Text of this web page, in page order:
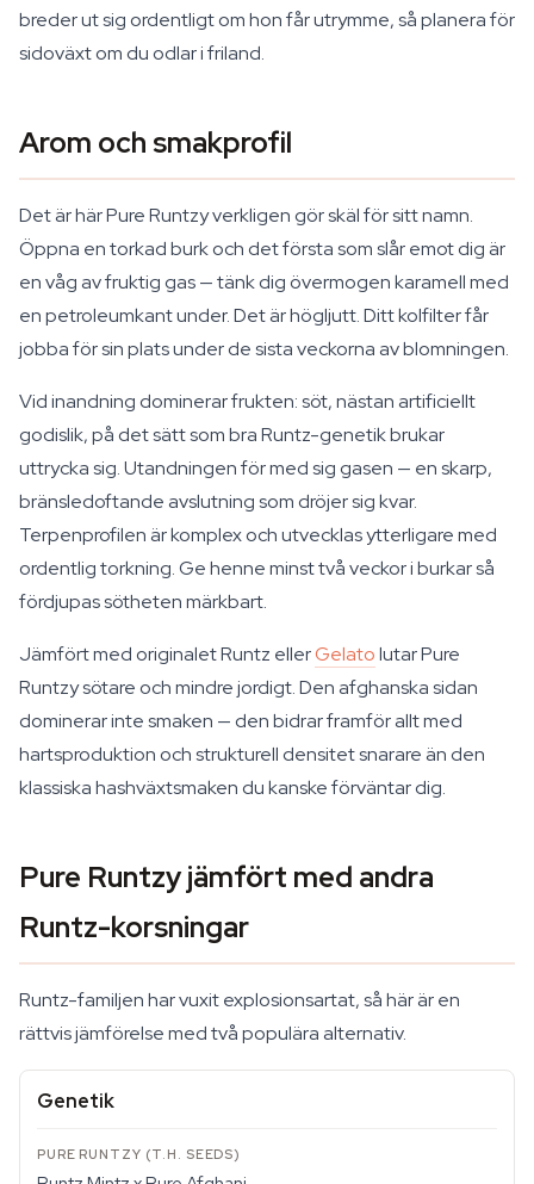
breder ut sig ordentligt om hon får utrymme, så planera för
sidoväxt om du odlar i friland.
Arom och smakprofil
Det är här Pure Runtzy verkligen gör skäl för sitt namn.
Öppna en torkad burk och det första som slår emot dig är
en våg av fruktig gas — tänk dig övermogen karamell med
en petroleumkant under. Det är högljutt. Ditt kolfilter får
jobba för sin plats under de sista veckorna av blomningen.
Vid inandning dominerar frukten: söt, nästan artificiellt
godislik, på det sätt som bra Runtz-genetik brukar
uttrycka sig. Utandningen för med sig gasen — en skarp,
bränsledoftande avslutning som dröjer sig kvar.
Terpenprofilen är komplex och utvecklas ytterligare med
ordentlig torkning. Ge henne minst två veckor i burkar så
fördjupas sötheten märkbart.
Jämfört med originalet Runtz ellerGelatolutar Pure
Runtzy sötare och mindre jordigt. Den afghanska sidan
dominerar inte smaken — den bidrar framför allt med
hartsproduktion och strukturell densitet snarare än den
klassiska hashväxtsmaken du kanske förväntar dig.
Pure Runtzy jämfört med andra
Runtz-korsningar
Runtz-familjen har vuxit explosionsartat, så här är en
rättvis jämförelse med två populära alternativ.
Genetik